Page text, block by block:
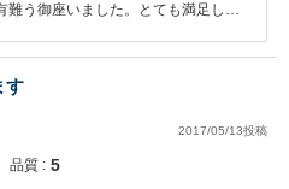
難う御座いました。とても満足して
す
2017/05/13投稿
品質 : 5